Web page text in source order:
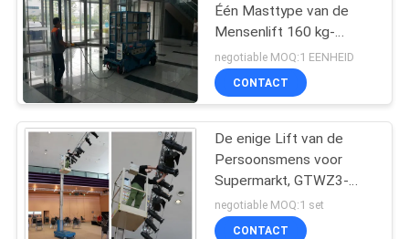
ONS
VERZOEK
OM EEN
CITAAT
SITEMAP
Één Masttype van de
Mensenlift 160 kg-
Lading voor de
Onderhoudsdienst
negotiable MOQ:1 EENHEID
CONTACT
De enige Lift van de
Persoonsmens voor
Supermarkt, GTWZ3-
1003 Gemotoriseerde
Manlift
negotiable MOQ:1 set
CONTACT